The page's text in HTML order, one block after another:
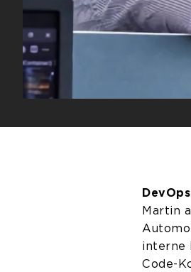
Martin
interne
Code-